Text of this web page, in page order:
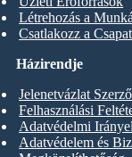
Létrehozás a
Csatlakozz a Csapat
Házirendje
Jelenetvázlat
Felhasználási
Adatvédelmi
Adatvédelem és